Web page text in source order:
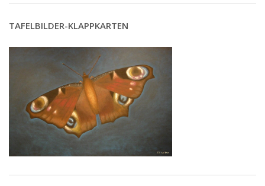
TAFELBILDER-KLAPPKARTEN